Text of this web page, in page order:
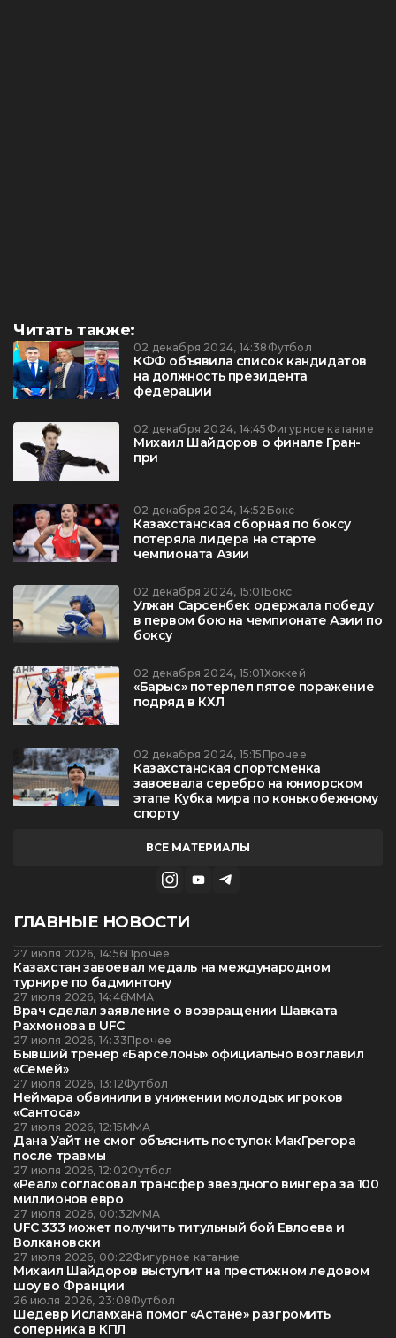
Читать также:
02 декабря 2024, 14:38 Футбол
КФФ объявила список кандидатов
на должность президента
федерации
02 декабря 2024, 14:45 Фигурное катание
Михаил Шайдоров о финале Гран-
при
02 декабря 2024, 14:52 Бокс
Казахстанская сборная по боксу
потеряла лидера на старте
чемпионата Азии
02 декабря 2024, 15:01 Бокс
Улжан Сарсенбек одержала победу
в первом бою на чемпионате Азии по
боксу
02 декабря 2024, 15:01Хоккей
«Барыс» потерпел пятое поражение
подряд в КХЛ
02 декабря 2024, 15:15 Прочее
Казахстанская спортсменка
завоевала серебро на юниорском
этапе Кубка мира по конькобежному
спорту
ВСЕ МАТЕРИАЛЫ
ГЛАВНЫЕ НОВОСТИ
27 июля 2026, 14:56Прочее
Казахстан завоевал медаль на международном
турнире по бадминтону
27 июля 2026, 14:46ММА
Врач сделал заявление о возвращении Шавката
Рахмонова в UFC
27 июля 2026, 14:33Прочее
Бывший тренер «Барселоны» официально возглавил
«Семей»
27 июля 2026, 13:12Футбол
Неймара обвинили в унижении молодых игроков
«Сантоса»
27 июля 2026, 12:15ММА
Дана Уайт не смог объяснить поступок МакГрегора
после травмы
27 июля 2026, 12:02Футбол
«Реал» согласовал трансфер звездного вингера за 100
миллионов евро
27 июля 2026, 00:32ММА
UFC 333 может получить титульный бой Евлоева и
Волкановски
27 июля 2026, 00:22Фигурное катание
Михаил Шайдоров выступит на престижном ледовом
шоу во Франции
26 июля 2026, 23:08Футбол
Шедевр Исламхана помог «Астане» разгромить
соперника в КПЛ